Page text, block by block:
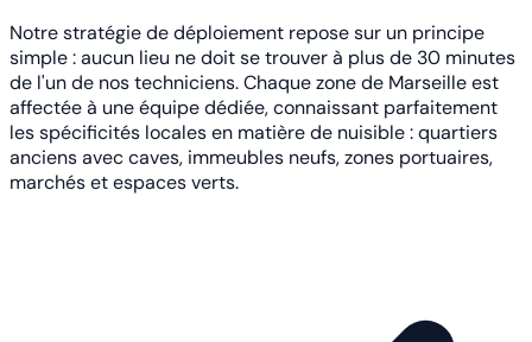
Notre stratégie de déploiement repose sur un principe
simple : aucun lieu ne doit se trouver à plus de 30 minutes
de l'un de nos techniciens. Chaque zone de Marseille est
affectée à une équipe dédiée, connaissant parfaitement
les spécificités locales en matière de nuisible : quartiers
anciens avec caves, immeubles neufs, zones portuaires,
marchés et espaces verts.